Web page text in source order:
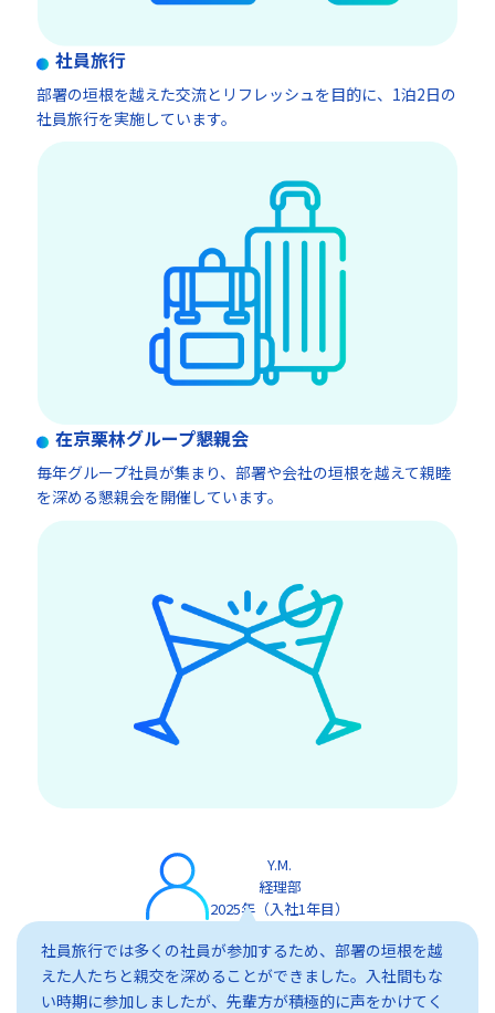
社員旅行
部署の垣根を越えた交流とリフレッシュを目的に、1泊2日の
社員旅行を実施しています。
在京栗林グループ懇親会
毎年グループ社員が集まり、部署や会社の垣根を越えて親睦
を深める懇親会を開催しています。
Y.M.
経理部
2025年（入社1年目）
社員旅行では多くの社員が参加するため、部署の垣根を越
えた人たちと親交を深めることができました。入社間もな
い時期に参加しましたが、先輩方が積極的に声をかけてく